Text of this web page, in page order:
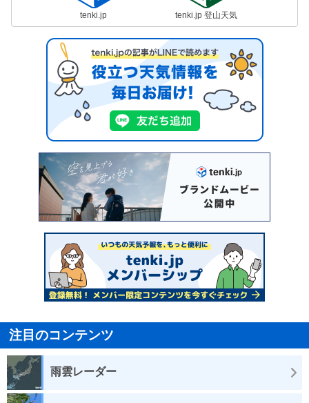
tenki.jp tenki.jp 登山天気
注目のコンテンツ
雨雲レーダー